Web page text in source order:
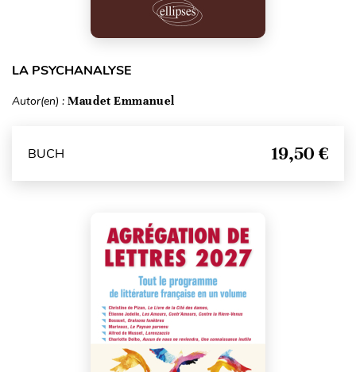
LA PSYCHANALYSE
Autor(en) : Maudet Emmanuel
BUCH 19,50 €